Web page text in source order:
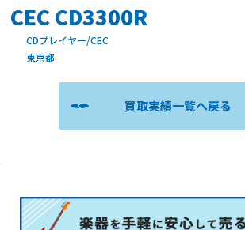
CEC CD3300R
CDプレイヤー/CEC
東京都
買取実績一覧へ戻る